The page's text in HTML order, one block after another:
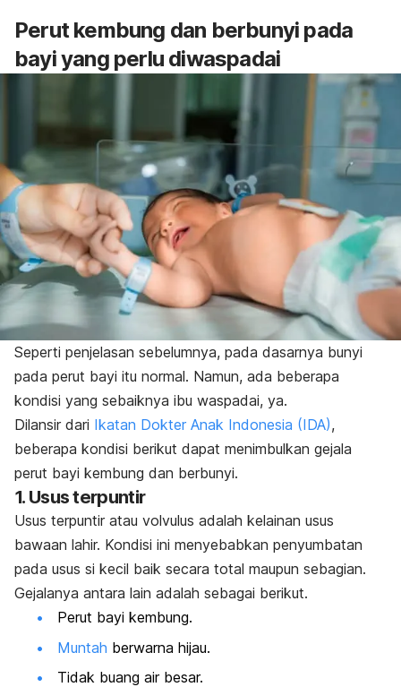
Perut kembung dan berbunyi pada
bayi yang perlu diwaspadai
Seperti penjelasan sebelumnya, pada dasarnya bunyi
pada perut bayi itu normal. Namun, ada beberapa
kondisi yang sebaiknya ibu waspadai, ya.
Dilansir dari Ikatan Dokter Anak Indonesia (IDA),
beberapa kondisi berikut dapat menimbulkan gejala
perut bayi kembung dan berbunyi.
1. Usus terpuntir
Usus terpuntir atau volvulus adalah kelainan usus
bawaan lahir. Kondisi ini menyebabkan penyumbatan
pada usus si kecil baik secara total maupun sebagian.
Gejalanya antara lain adalah sebagai berikut.
Perut bayi kembung.
Muntah berwarna hijau.
Tidak buang air besar.